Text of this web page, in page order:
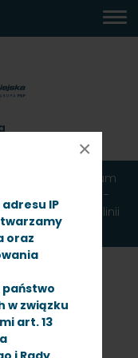
IP
oraz
w związku
art. 13
×
Archiwum
ZP/N/24/13 -
129 sztuk na linii